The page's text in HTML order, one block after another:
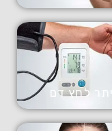
יתר לחץ דם